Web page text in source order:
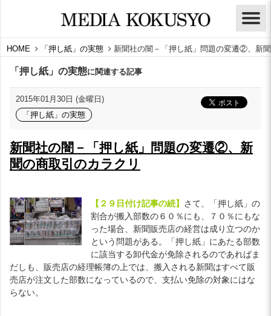
HOME 「押し紙」の実態 新聞社の闇－「押し紙」問題の変遷②、新
「押し紙」の実態に関連する記事
2015年01月30日 (金曜日)
「押し紙」の実態
新聞社の闇－「押し紙」問題の変遷②、新
聞の商取引のカラクリ
【２９日付け記事の続】 さて、「押し紙」の
割合が搬入部数の６０％にも、７０％にもな
った場合、新聞販売店の経営は成り立つのか
という問題がある。「押し紙」にあたる部数
に該当する卸代金が免除されるのであればま
だしも、販売店の経理帳簿の上では、搬入される新聞はすべて販
売店が注文した部数になっているので、支払い免除の対象にはな
らない。